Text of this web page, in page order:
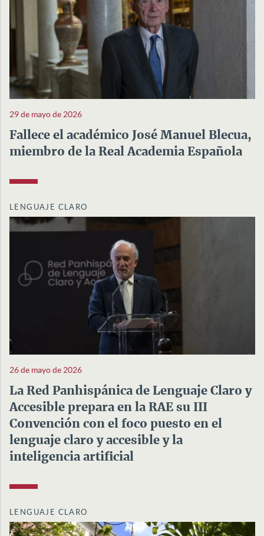
29 de mayo de 2026
Fallece el académico José Manuel Blecua,
miembro de la Real Academia Española
LENGUAJE CLARO
26 de mayo de 2026
La Red Panhispánica de Lenguaje Claro y
Accesible prepara en la RAE su III
Convención con el foco puesto en el
lenguaje claro y accesible y la
inteligencia artificial
LENGUAJE CLARO